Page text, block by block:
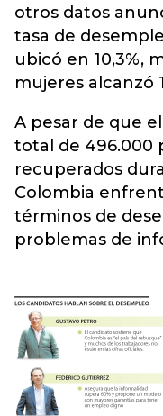
otros datos
tasa de
ubicó en 10,3%,
mujeres alcanzó
A pesar de que
total de 496.000
recuperados
Colombia
términos de
problemas de